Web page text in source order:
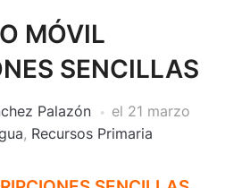
MÓVIL
SENCILLAS
Palazón el 21 marzo
, Recursos Primaria